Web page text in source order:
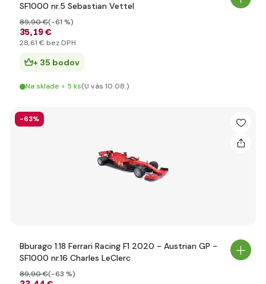
SF1000 nr.5 Sebastian Vettel
35,19 €
89,90 €(-61 %)
28,61 € bez DPH
+ 35 bodov
Na sklade > 5 ks(U vás 10.08.)
-63%
Bburago 1:18 Ferrari Racing F1 2020 - Austrian GP -
SF1000 nr.16 Charles LeClerc
89,90 €(-63 %)